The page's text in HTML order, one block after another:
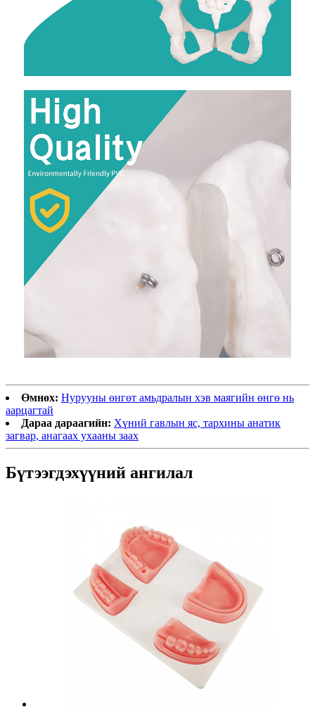
Өмнөх: Нурууны өнгөт амьдралын хэв маягийн өнгө нь
аарцагтай
Дараа дараагийн: Хүний гавлын яс, тархины анатик
загвар, анагаах ухааны заах
Бүтээгдэхүүний ангилал